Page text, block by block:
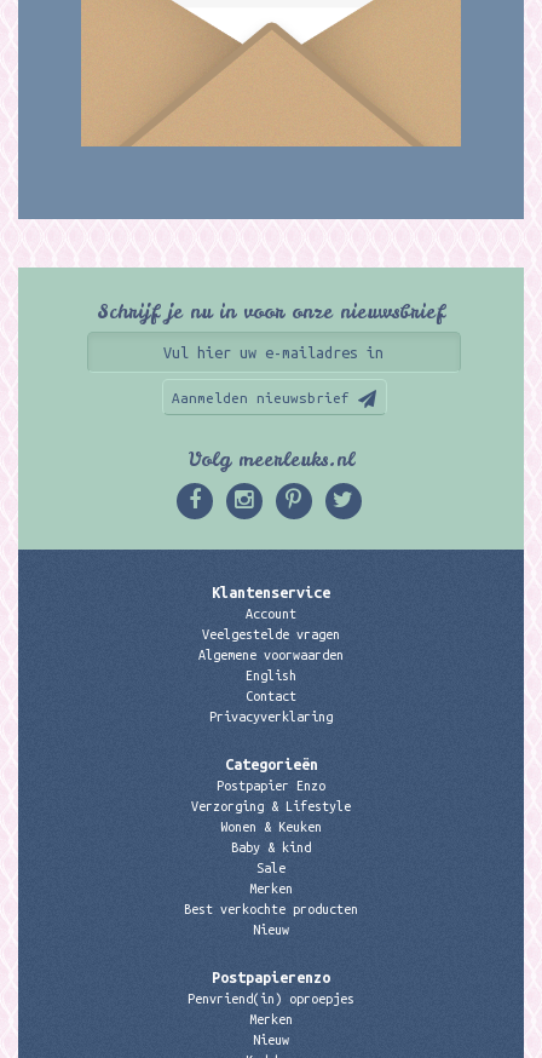
Schrijf je nu in voor onze nieuwsbrief
Aanmelden nieuwsbrief
Volg meerleuks.nl
Klantenservice
Account
Veelgestelde vragen
Algemene voorwaarden
English
Contact
Privacyverklaring
Categorieën
Postpapier Enzo
Verzorging & Lifestyle
Wonen & Keuken
Baby & kind
Sale
Merken
Best verkochte producten
Nieuw
Postpapierenzo
Penvriend(in) oproepjes
Merken
Nieuw